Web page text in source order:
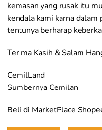
kemasan yang rusak itu
kendala kami karna dalam
tentunya berharap
Terima Kasih & Salam
CemilLand
Sumbernya Cemilan
Beli di MarketPlace